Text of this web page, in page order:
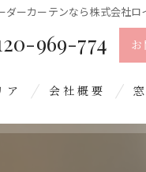
ダーカーテンなら株式会社
969-774
ア 会社概要